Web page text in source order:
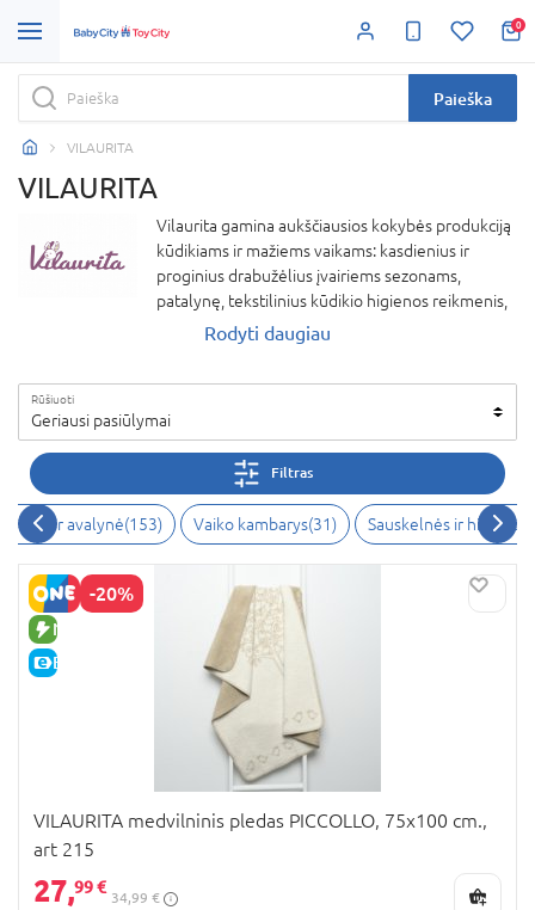
0
Paieška
VILAURITA
VILAURITA
Vilaurita gamina aukščiausios kokybės produkciją
kūdikiams ir mažiems vaikams: kasdienius ir
proginius drabužėlius įvairiems sezonams,
patalynę, tekstilinius kūdikio higienos reikmenis,
kūdikio lovelės bei vežimėlio paklotus,
bambuko pluošto. Tai kokybiškai pasiūti,
patrauklaus dizaino, patogios dėvėsenos,
išlaikantys gerą išvaizdą po skalbimų rūbeliai.
Siūlomi gaminiai pasižymi švelnių, pastelinių
spalvų koloritu, subtilia ornamentika, mažiesiems
Rodyti daugiau
Rūšiuoti
Geriausi pasiūlymai
Filtras
ir avalynė(153) Vaiko kambarys(31) Sauskelnės ir higienos
-20%
NAUJA PREKĖ
E-KAINA
VILAURITA medvilninis pledas PICCOLLO, 75x100 cm.,
art 215
27,99 €
34,99 €